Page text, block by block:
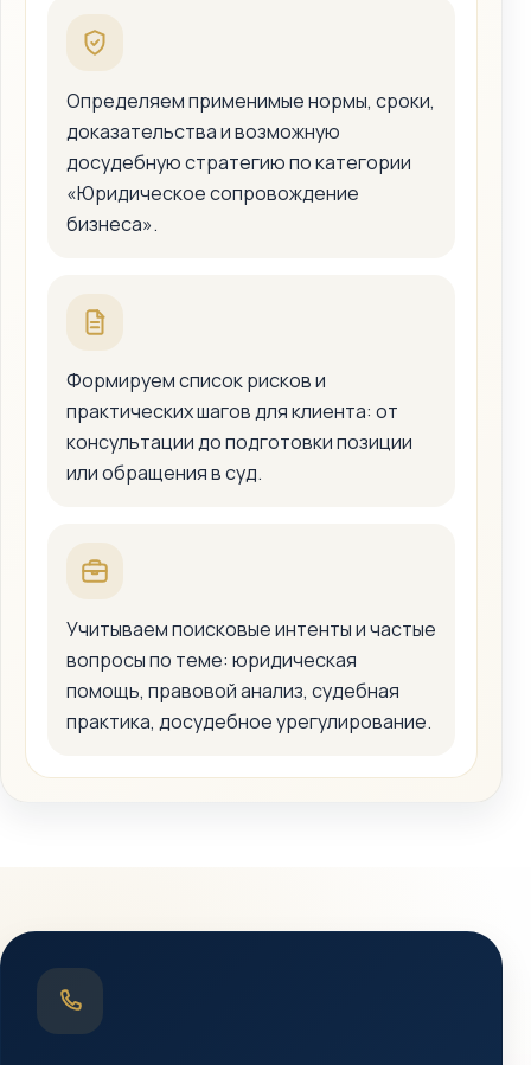
Определяем применимые нормы, сроки,
доказательства и возможную
досудебную стратегию по категории
«Юридическое сопровождение
бизнеса».
Формируем список рисков и
практических шагов для клиента: от
консультации до подготовки позиции
или обращения в суд.
Учитываем поисковые интенты и частые
вопросы по теме: юридическая
помощь, правовой анализ, судебная
практика, досудебное урегулирование.